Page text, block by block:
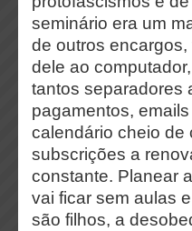
seminário era um
de outros
dele ao
tantos separadores
pagamentos,
calendário cheio de
subscrições a
constante. Planear
vai ficar sem aulas
são filhos, a